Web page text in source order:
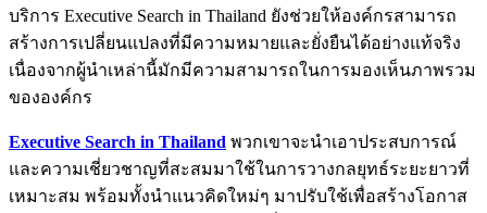
บริการ Executive Search in Thailand ยังช่วยให้องค์กรสามารถ
สร้างการเปลี่ยนแปลงที่มีความหมายและยั่งยืนได้อย่างแท้จริง
เนื่องจากผู้นำเหล่านี้มักมีความสามารถในการมองเห็นภาพรวม
ขององค์กร
Executive Search in Thailand พวกเขาจะนำเอาประสบการณ์
และความเชี่ยวชาญที่สะสมมาใช้ในการวางกลยุทธ์ระยะยาวที่
เหมาะสม พร้อมทั้งนำแนวคิดใหม่ๆ มาปรับใช้เพื่อสร้างโอกาส